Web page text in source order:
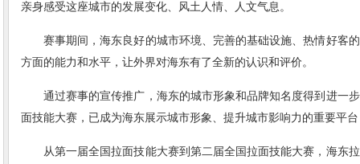
亲身感受这座城市的发展变化、风土人情、人文气息。
赛事期间，海东良好的城市环境、完善的基础设施、热情好客
方面的能力和水平，让外界对海东有了全新的认识和评价。
通过赛事的宣传推广，海东的城市形象和品牌知名度得到进一
面技能大赛，已成为海东展示城市形象、提升城市影响力的重要平
从第一届全国拉面技能大赛到第二届全国拉面技能大赛，海东